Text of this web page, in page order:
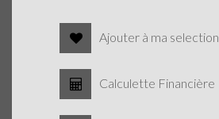
Ajouter à ma selection
Calculette Financière